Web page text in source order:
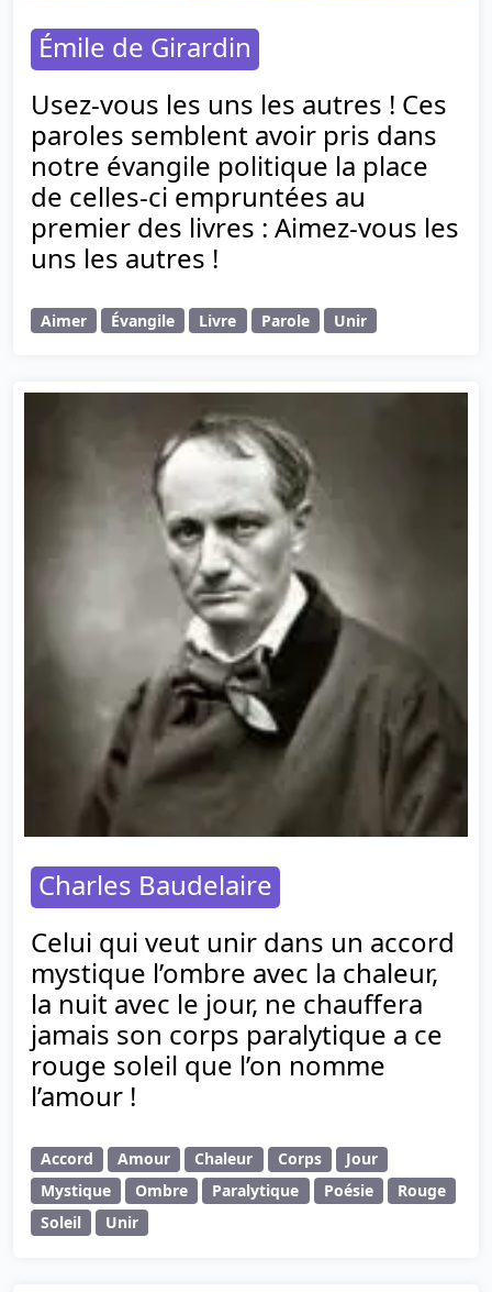
Émile de Girardin
Usez-vous les uns les autres ! Ces
paroles semblent avoir pris dans
notre évangile politique la place
de celles-ci empruntées au
premier des livres : Aimez-vous les
uns les autres !
Aimer Évangile Livre Parole Unir
Charles Baudelaire
Celui qui veut unir dans un accord
mystique l’ombre avec la chaleur,
la nuit avec le jour, ne chauffera
jamais son corps paralytique a ce
rouge soleil que l’on nomme
l’amour !
Accord Amour Chaleur Corps
Jour
Mystique
Ombre Paralytique Poésie
Rouge
Soleil
Unir